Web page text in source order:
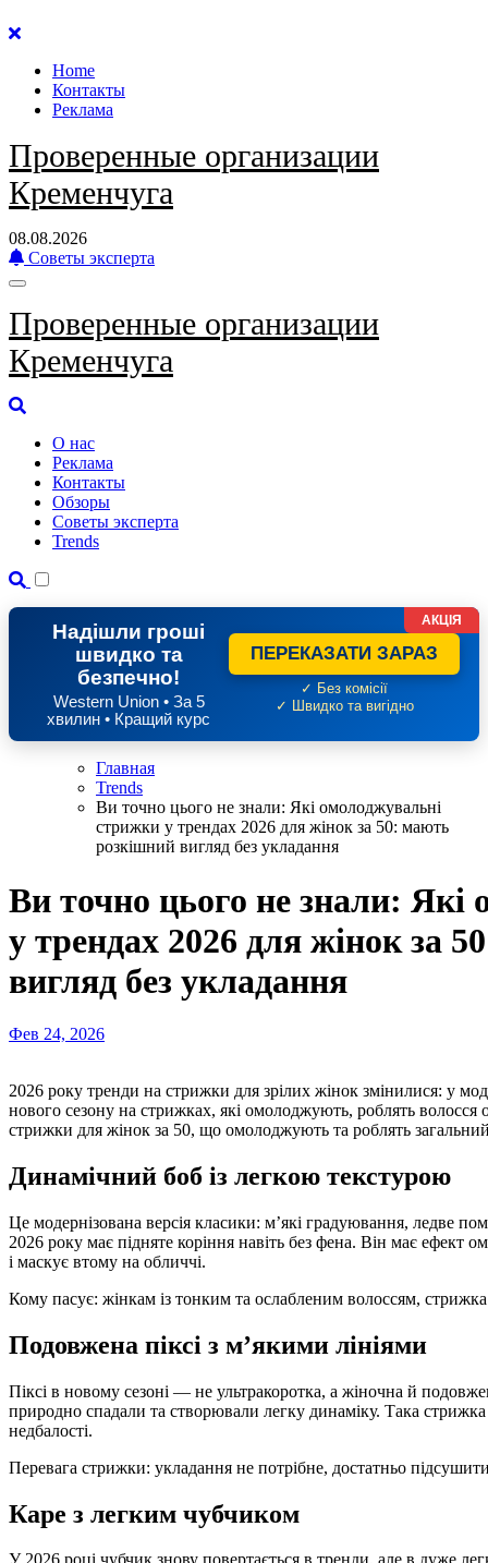
Перейти
содержанию
Home
Контакты
Реклама
Проверенные организации
Кременчуга
08.08.2026
Советы эксперта
Проверенные организации
Кременчуга
О нас
Реклама
Контакты
Обзоры
Советы эксперта
Trends
Надішли гроші
швидко та
безпечно!
Western Union • За 5
хвилин • Кращий курс
ПЕРЕКАЗАТИ ЗАРАЗ
✓ Без комісії
✓ Швидко та вигідно
АКЦІЯ
Главная
Trends
Ви точно цього не знали: Які омолоджувальні
стрижки у трендах 2026 для жінок за 50: мають
розкішний вигляд без укладання
Ви точно цього не знали: Які
у трендах 2026 для жінок за
вигляд без укладання
Фев 24, 2026
2026 року тренди на стрижки для зрілих жінок змінилися: у моді природність, легкість і жіночність. Головний акцент
нового сезону на стрижках, які омолоджують, роблять волосся
стрижки для жінок за 50, що омолоджують та роблять
Динамічний боб із легкою текстурою
Це модернізована версія класики: м’які градуювання, ледве
2026 року має підняте коріння навіть без фена. Він має
і маскує втому на обличчі.
Кому пасує: жінкам із тонким та ослабленим волоссям,
Подовжена піксі з м’якими лініями
Піксі в новому сезоні — не ультракоротка, а жіночна й
природно спадали та створювали легку динаміку. Така
недбалості.
Перевага стрижки: укладання не потрібне, достатньо
Каре з легким чубчиком